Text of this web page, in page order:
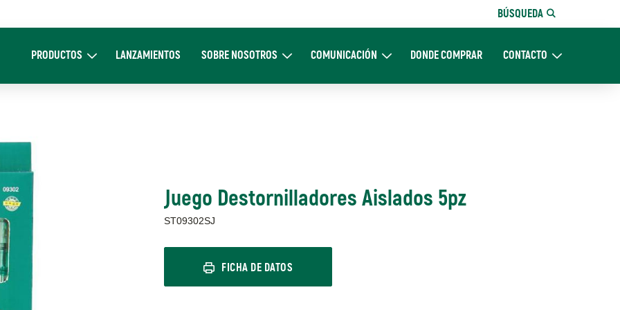
BÚSQUEDA
navigation
PRODUCTOSExpand ProductosLANZAMIENTOS SOBRE NOSOTROSExpand Sobre NosotrosCOMUNICACIÓNExpand ComunicaciónDONDE COMPRAR CONTACTOExpand CONTACTO
Juego Destornilladores Aislados 5pz
ST09302SJ
FICHA DE DATOS